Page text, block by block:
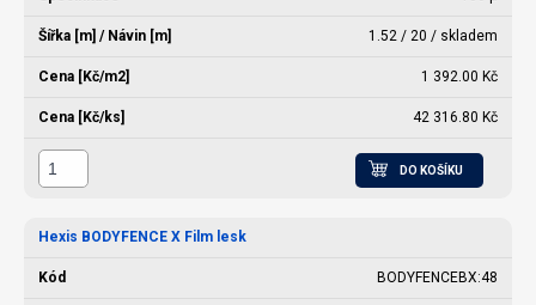
1.52 / 20 / skladem
1 392.00 Kč
42 316.80 Kč
DO KOŠÍKU
Hexis BODYFENCE X Film lesk
BODYFENCEBX:48